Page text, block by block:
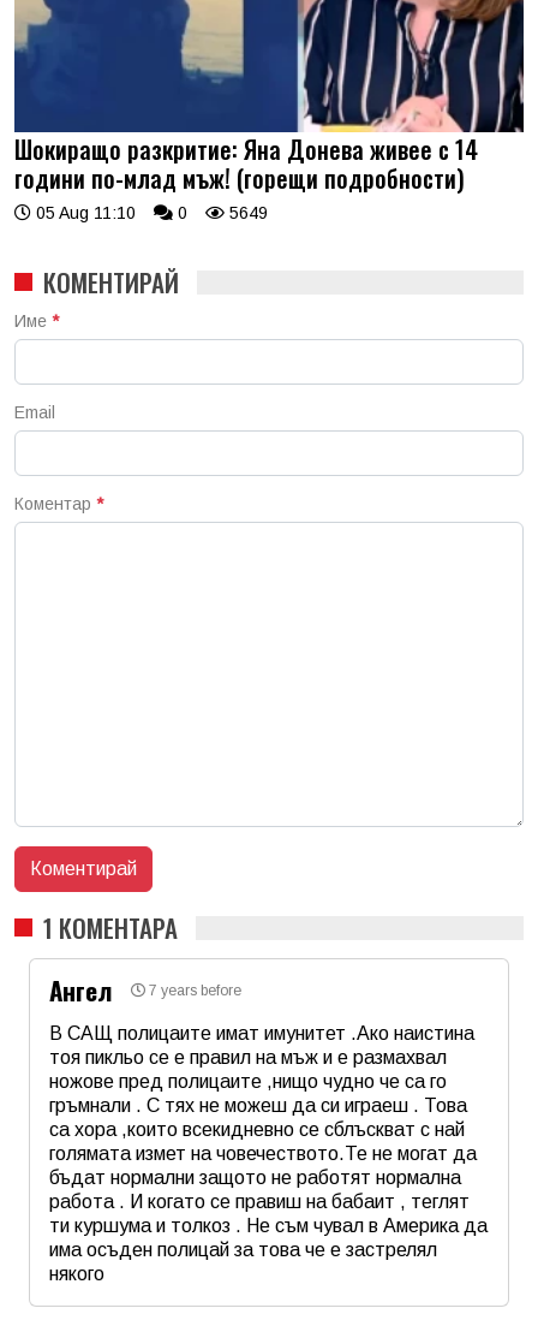
Шокиращо разкритие: Яна Донева живее с 14
години по-млад мъж! (горещи подробности)
05 Aug 11:10 0 5649
КОМЕНТИРАЙ
Име *
Email
Коментар *
1 КОМЕНТАРА
Ангел
7 years before
В САЩ полицаите имат имунитет .Ако наистина
тоя пикльо се е правил на мъж и е размахвал
ножове пред полицаите ,нищо чудно че са го
гръмнали . С тях не можеш да си играеш . Това
са хора ,които всекидневно се сблъскват с най
голямата измет на човечеството.Те не могат да
бъдат нормални защото не работят нормална
работа . И когато се правиш на бабаит , теглят
ти куршума и толкоз . Не съм чувал в Америка да
има осъден полицай за това че е застрелял
някого